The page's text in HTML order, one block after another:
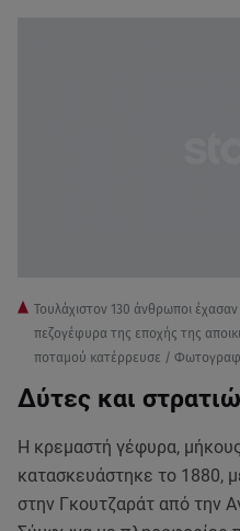
Τουλάχιστον 130 άνθρωποι
πεζογέφυρα της εποχής της
ποταμού κατέρρευσε /
Δύτες και
Η κρεμαστή γέφυρα,
κατασκευάστηκε το 1880,
στην Γκουτζαράτ από την